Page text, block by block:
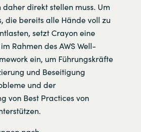
direkt stellen muss. Um
die bereits alle Hände voll zu
setzt Crayon eine
Rahmen des AWS Well-
ein, um Führungskräfte
und Beseitigung
und der
von Best Practices von